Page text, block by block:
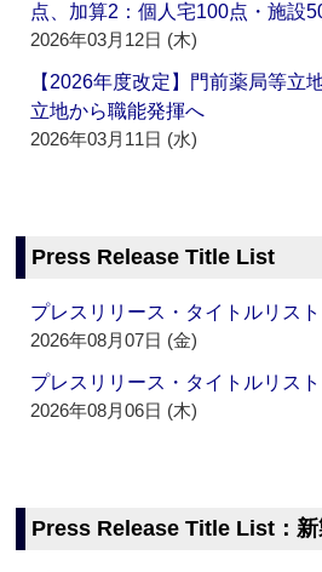
点、加算2：個人宅100点・施設
2026年03月12日 (木)
【2026年度改定】門前薬局等立
立地から職能発揮へ
2026年03月11日 (水)
Press Release Title List
プレスリリース・タイトルリス
2026年08月07日 (金)
プレスリリース・タイトルリス
2026年08月06日 (木)
Press Release Title List：新